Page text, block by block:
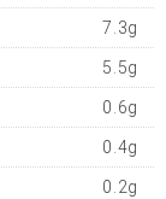
7.3g
5.5g
0.6g
0.4g
0.2g